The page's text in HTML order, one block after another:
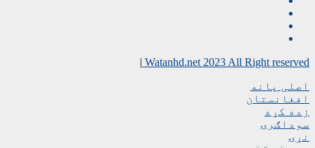
Watanhd.net 2023 All Right reserved
|
اصلی پانه
افغانستان
زده کړه
سوداګرۍ
نړۍ